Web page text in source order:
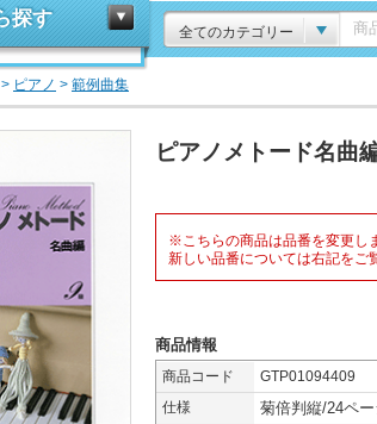
探す
全てのカテゴリー
> ピアノ > 範例曲集
ピアノメトード名曲
※こちらの商品は品番を変更し
新しい品番については右記をご
商品情報
商品コード GTP01094409
仕様
菊倍判縦/24ペー